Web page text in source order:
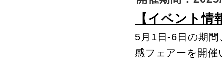
【イベント情
5月1日-6日の期
感フェアーを開催